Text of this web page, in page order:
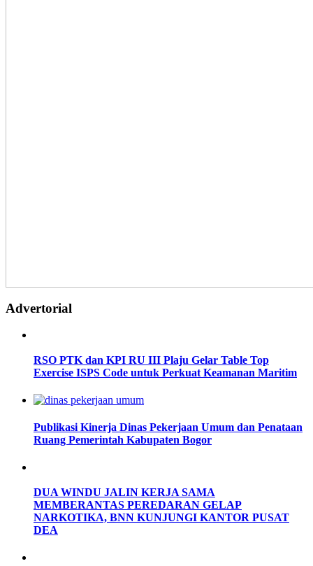
Advertorial
RSO PTK dan KPI RU III Plaju Gelar Table Top
Exercise ISPS Code untuk Perkuat Keamanan Maritim
Publikasi Kinerja Dinas Pekerjaan Umum dan Penataan
Ruang Pemerintah Kabupaten Bogor
DUA WINDU JALIN KERJA SAMA
MEMBERANTAS PEREDARAN GELAP
NARKOTIKA, BNN KUNJUNGI KANTOR PUSAT
DEA